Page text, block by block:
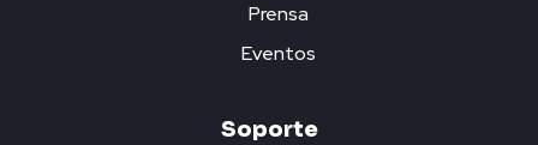
Prensa
Eventos
Soporte